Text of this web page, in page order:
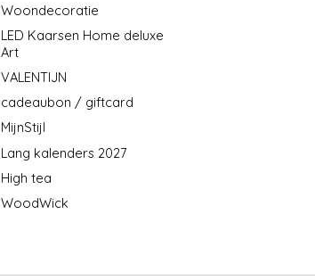
Woondecoratie
LED Kaarsen Home deluxe
Art
VALENTIJN
cadeaubon / giftcard
MijnStijl
Lang kalenders 2027
High tea
WoodWick